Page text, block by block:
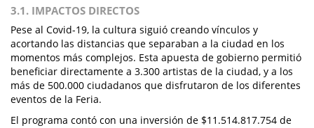
3.1. IMPACTOS DIRECTOS
Pese al Covid-19, la cultura siguió creando vínculos y
acortando las distancias que separaban a la ciudad en los
momentos más complejos. Esta apuesta de gobierno permitió
beneficiar directamente a 3.300 artistas de la ciudad, y a los
más de 500.000 ciudadanos que disfrutaron de los diferentes
eventos de la Feria.
El programa contó con una inversión de $11.514.817.754 de